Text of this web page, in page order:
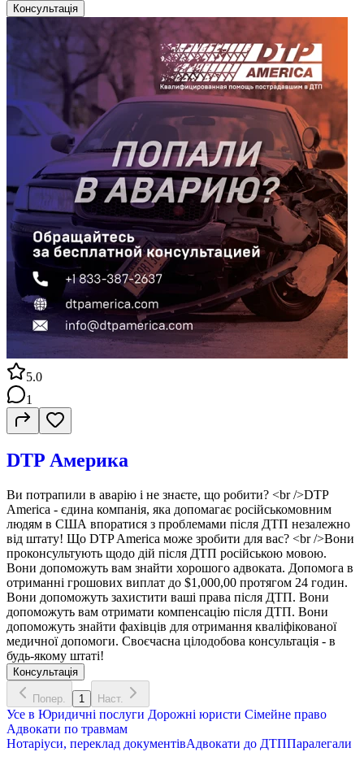
Консультація
5.0
1
DTP Америка
Ви потрапили в аварію і не знаєте, що робити? <br />DTP
America - єдина компанія, яка допомагає російськомовним
людям в США впоратися з проблемами після ДТП незалежно
від штату! Що DTP America може зробити для вас? <br />Вони
проконсультують щодо дій після ДТП російською мовою.
Вони допоможуть вам знайти хорошого адвоката. Допомога в
отриманні грошових виплат до $1,000,00 протягом 24 годин.
Вони допоможуть захистити ваші права після ДТП. Вони
допоможуть вам отримати компенсацію після ДТП. Вони
допоможуть знайти фахівців для отримання кваліфікованої
медичної допомоги. Своєчасна цілодобова консультація - в
будь-якому штаті!
Консультація
Попер. 1 Наст.
Усе в Юридичні послуги Дорожні юристи Сімейне право
Адвокати по травмам
Нотаріуси, переклад документівАдвокати до ДТППаралегали